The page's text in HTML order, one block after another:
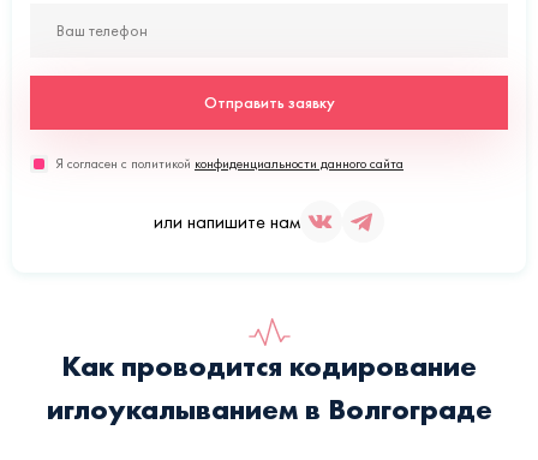
Отправить заявку
Я согласен с политикой конфиденциальности данного сайта
или напишите нам
Как проводится кодирование
иглоукалыванием в Волгограде